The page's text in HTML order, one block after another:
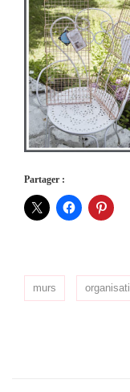
Partager :
murs